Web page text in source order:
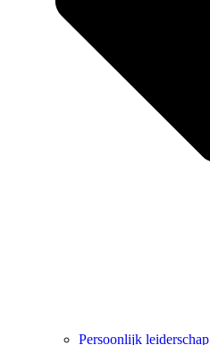
Persoonlijk leiderschap